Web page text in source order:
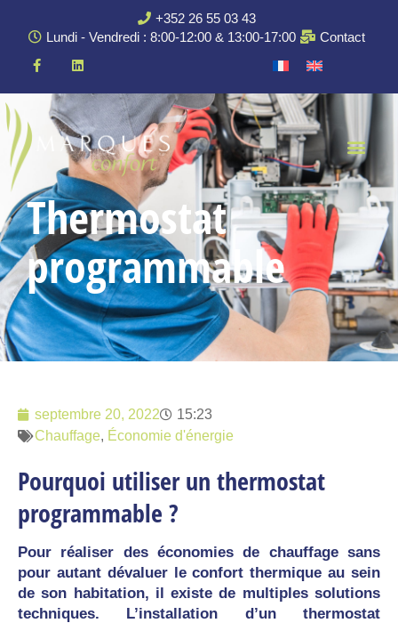
+352 26 55 03 43
Lundi - Vendredi : 8:00-12:00 & 13:00-17:00
Contact
Thermostat
programmable
septembre 20, 2022
15:23
Chauffage, Économie d'énergie
Pourquoi utiliser un thermostat
programmable ?
Pour réaliser des économies de chauffage sans
pour autant dévaluer le confort thermique au sein
de son habitation, il existe de multiples solutions
techniques. L’installation d’un thermostat